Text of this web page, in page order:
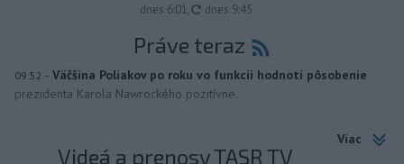
dnes 6:01, aktualizované
dnes 9:45
Práve teraz
09:52 - Väčšina Poliakov po roku vo funkcii hodnotí pôsobenie
prezidenta Karola Nawrockého pozitívne.
Viac
Videá a prenosy TASR TV